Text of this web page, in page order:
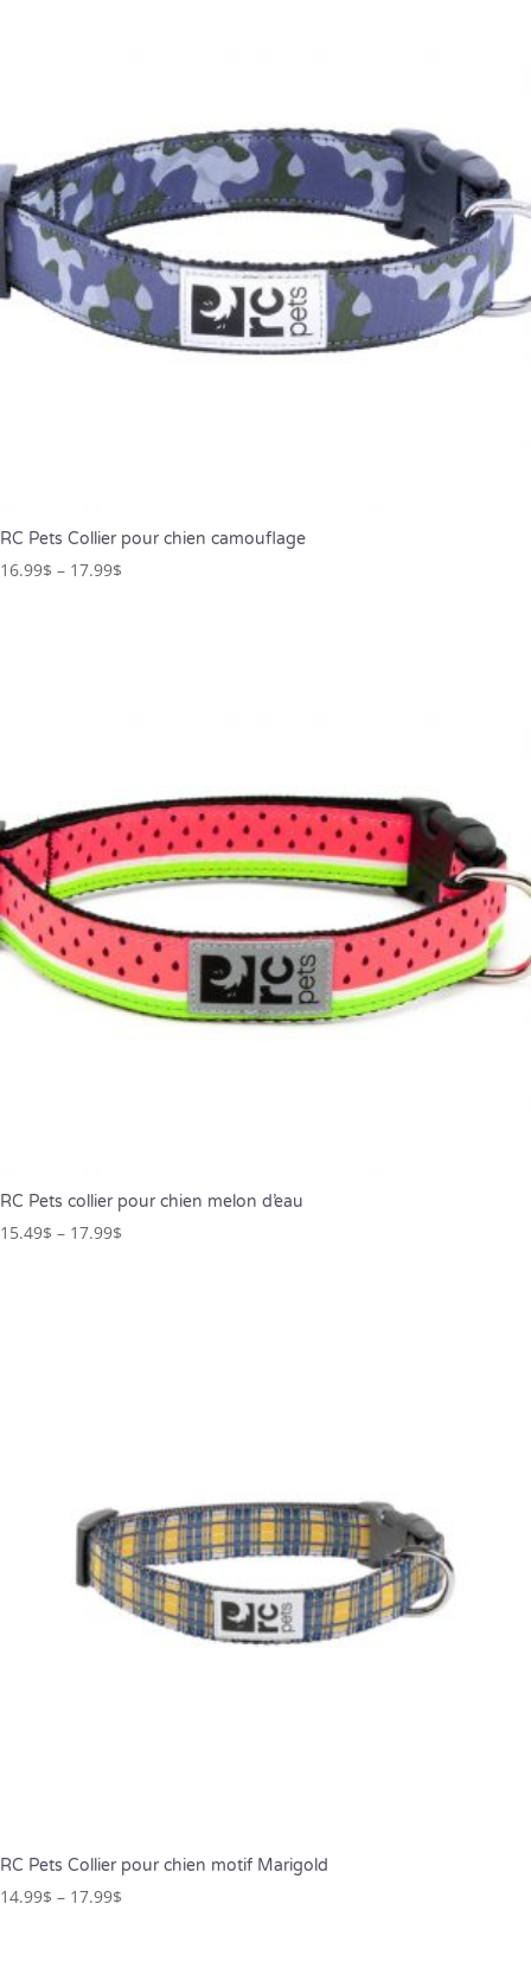
RC Pets Collier pour chien camouflage
16.99$ – 17.99$
RC Pets collier pour chien melon d’eau
15.49$ – 17.99$
RC Pets Collier pour chien motif Marigold
14.99$ – 17.99$